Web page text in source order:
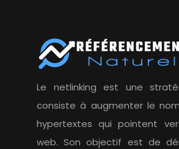
Le netlinking est une
consiste à augmenter le
hypertextes qui pointent
web. Son objectif est de